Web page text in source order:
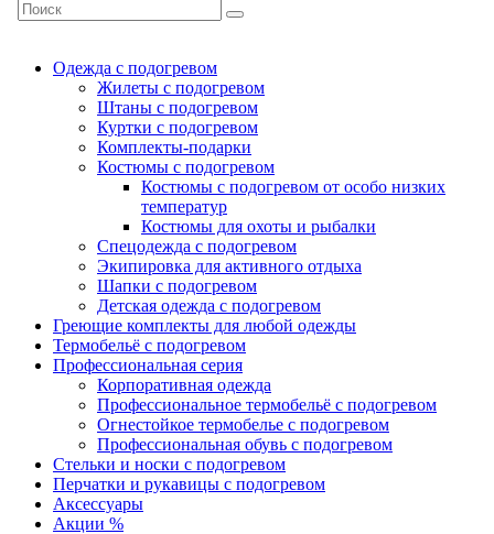
Одежда с подогревом
Жилеты с подогревом
Штаны с подогревом
Куртки с подогревом
Комплекты-подарки
Костюмы с подогревом
Костюмы с подогревом от особо низких
температур
Костюмы для охоты и рыбалки
Спецодежда с подогревом
Экипировка для активного отдыха
Шапки с подогревом
Детская одежда с подогревом
Греющие комплекты для любой одежды
Термобельё с подогревом
Профессиональная серия
Корпоративная одежда
Профессиональное термобельё с подогревом
Огнестойкое термобелье с подогревом
Профессиональная обувь с подогревом
Стельки и носки с подогревом
Перчатки и рукавицы с подогревом
Аксессуары
Акции %